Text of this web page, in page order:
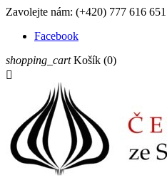
Zavolejte nám: (+420) 777 616 651
Facebook
shopping_cart Košík (0)
